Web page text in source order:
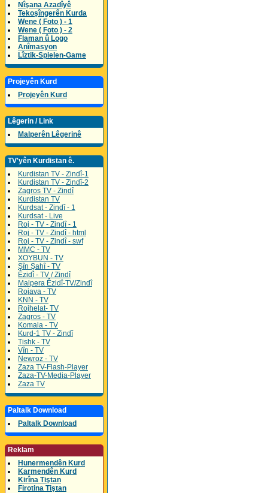
Nîşana Azadîyê
Tekoşîngerên Kurda
Wene ( Foto ) - 1
Wene ( Foto ) - 2
Flaman û Logo
Anîmasyon
Lîztik-Spielen-Game
Projeyên Kurd
Projeyên Kurd
Lêgerin / Link
Malperên Lêgerinê
TV'yên Kurdistan ê.
Kurdistan TV - Zindî-1
Kurdistan TV - Zindî-2
Zagros TV - Zindî
Kurdistan TV
Kurdsat - Zindî - 1
Kurdsat - Live
Roj - TV - Zindî - 1
Roj - TV - Zindî - html
Roj - TV - Zindî - swf
MMC - TV
XOYBUN - TV
Şîn Şahî - TV
Êzidî - TV / Zindî
Malpera Êzidî-TV/Zindî
Rojava - TV
KNN - TV
Rojhelat- TV
Zagros - TV
Komala - TV
Kurd-1 TV - Zindî
Tishk - TV
Vîn - TV
Newroz - TV
Zaza TV-Flash-Player
Zaza-TV-Media-Player
Zaza TV
Paltalk Download
Paltalk Download
Reklam
Hunermendên Kurd
Karmendên Kurd
Kirîna Tiştan
Firotina Tiştan